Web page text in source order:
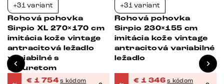
+31 variant
Rohová pohovka
Sirpio XL 270×170 cm
imitácia kože vintage
antracitová ležadlo
variabilné s
taburetom
€ 1 754 s kódom
+31 variant
Rohová pohovka
Sirpio 230×155 cm
imitácia kože vintage
antracitová variabilné
ležadlo
€ 1 346 s kódom